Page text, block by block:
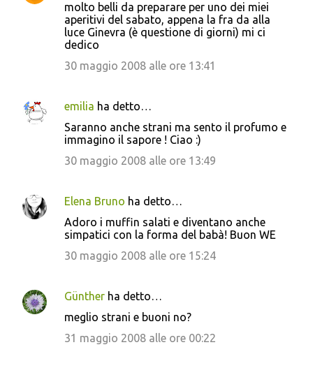
molto belli da preparare per uno dei miei
aperitivi del sabato, appena la fra da alla
luce Ginevra (è questione di giorni) mi ci
dedico
30 maggio 2008 alle ore 13:41
emilia ha detto…
Saranno anche strani ma sento il profumo e
immagino il sapore ! Ciao :)
30 maggio 2008 alle ore 13:49
Elena Bruno ha detto…
Adoro i muffin salati e diventano anche
simpatici con la forma del babà! Buon WE
30 maggio 2008 alle ore 15:24
Günther ha detto…
meglio strani e buoni no?
31 maggio 2008 alle ore 00:22